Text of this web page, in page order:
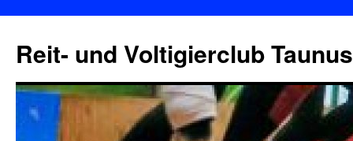
Reit- und Voltigierclub